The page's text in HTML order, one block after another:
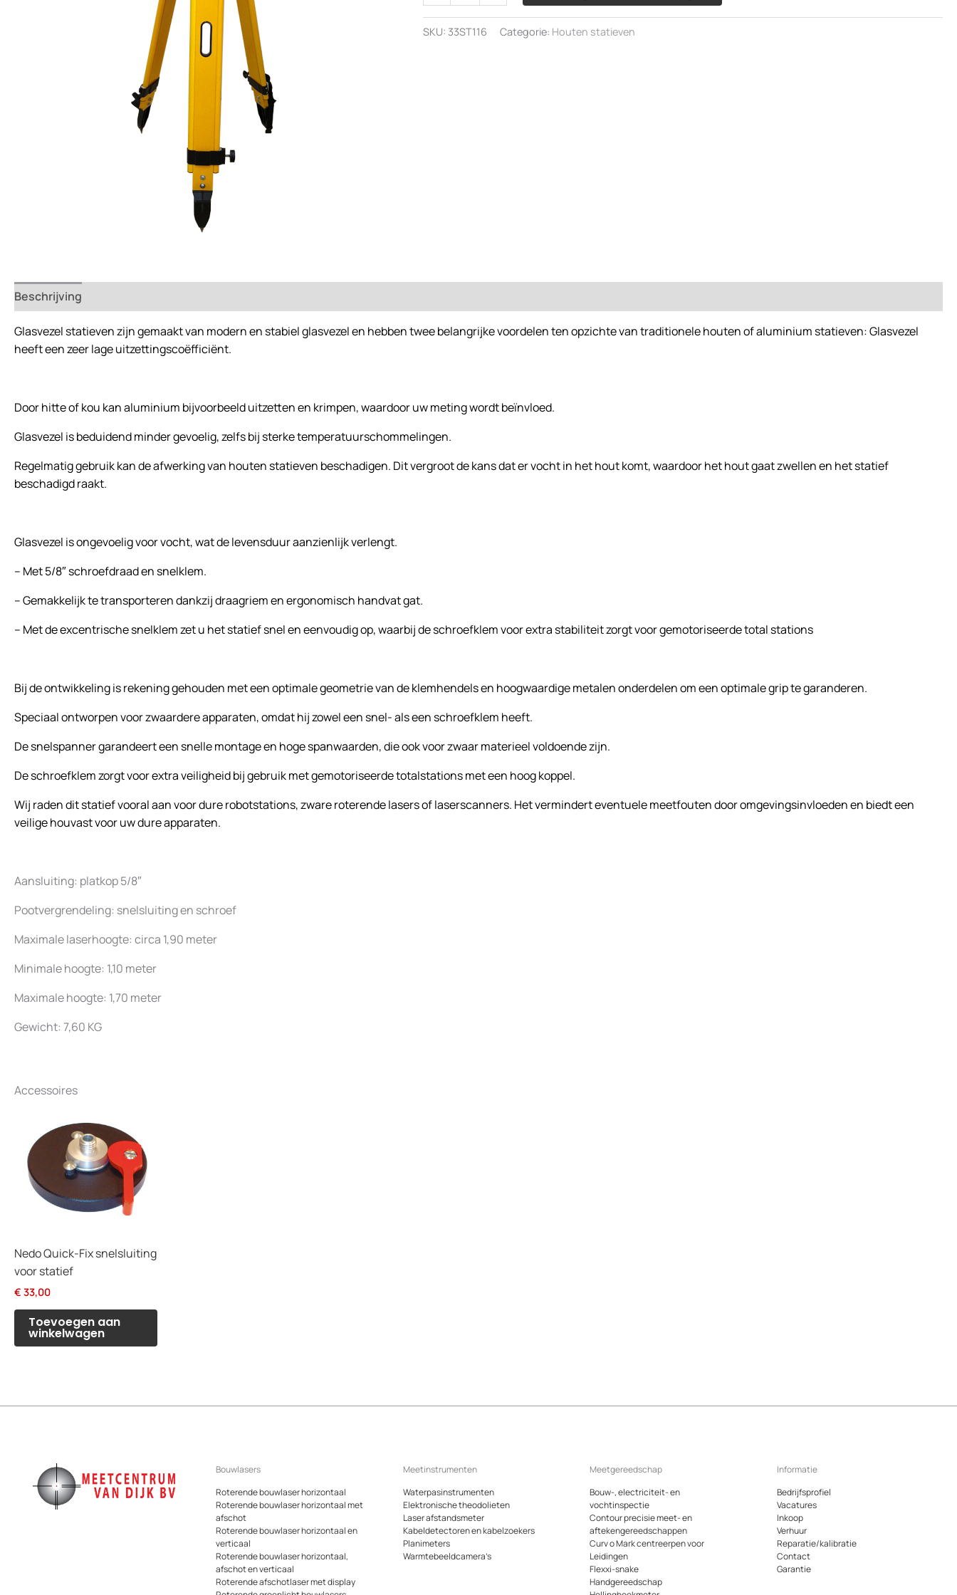
Glasfiber
Statief
aantal
SKU: 33ST116 Categorie: Houten statieven
Beschrijving
Glasvezel statieven zijn gemaakt van modern en stabiel glasvezel en hebben twee belangrijke voordelen ten opzichte van traditionele houten of aluminium statieven: Glasvezel
heeft een zeer lage uitzettingscoëfficiënt.
Door hitte of kou kan aluminium bijvoorbeeld uitzetten en krimpen, waardoor uw meting wordt beïnvloed.
Glasvezel is beduidend minder gevoelig, zelfs bij sterke temperatuurschommelingen.
Regelmatig gebruik kan de afwerking van houten statieven beschadigen. Dit vergroot de kans dat er vocht in het hout komt, waardoor het hout gaat zwellen en het statief
beschadigd raakt.
Glasvezel is ongevoelig voor vocht, wat de levensduur aanzienlijk verlengt.
– Met 5/8″ schroefdraad en snelklem.
– Gemakkelijk te transporteren dankzij draagriem en ergonomisch handvat gat.
– Met de excentrische snelklem zet u het statief snel en eenvoudig op, waarbij de schroefklem voor extra stabiliteit zorgt voor gemotoriseerde total stations
Bij de ontwikkeling is rekening gehouden met een optimale geometrie van de klemhendels en hoogwaardige metalen onderdelen om een optimale grip te garanderen.
Speciaal ontworpen voor zwaardere apparaten, omdat hij zowel een snel- als een schroefklem heeft.
De snelspanner garandeert een snelle montage en hoge spanwaarden, die ook voor zwaar materieel voldoende zijn.
De schroefklem zorgt voor extra veiligheid bij gebruik met gemotoriseerde totalstations met een hoog koppel.
Wij raden dit statief vooral aan voor dure robotstations, zware roterende lasers of laserscanners. Het vermindert eventuele meetfouten door omgevingsinvloeden en biedt een
veilige houvast voor uw dure apparaten.
Aansluiting: platkop 5/8″
Pootvergrendeling: snelsluiting en schroef
Maximale laserhoogte: circa 1,90 meter
Minimale hoogte: 1,10 meter
Maximale hoogte: 1,70 meter
Gewicht: 7,60 KG
Accessoires
Nedo Quick-Fix snelsluiting
voor statief
€ 33,00
Toevoegen aan
winkelwagen
Bouwlasers
Roterende bouwlaser horizontaal
Roterende bouwlaser horizontaal met
afschot
Roterende bouwlaser horizontaal en
verticaal
Roterende bouwlaser horizontaal,
afschot en verticaal
Roterende afschotlaser met display
Meetinstrumenten
Waterpasinstrumenten
Elektronische theodolieten
Laser afstandsmeter
Kabeldetectoren en kabelzoekers
Planimeters
Warmtebeeldcamera’s
Meetgereedschap
Bouw-, electriciteit- en
vochtinspectie
Contour precisie meet- en
aftekengereedschappen
Curv o Mark centreerpen voor
Leidingen
Flexxi-snake
Handgereedschap
Informatie
Bedrijfsprofiel
Vacatures
Inkoop
Verhuur
Reparatie/kalibratie
Contact
Garantie